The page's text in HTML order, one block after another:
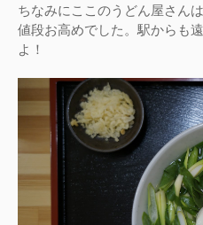
ちなみにここのうどん屋さん
値段お高めでした。駅からも
よ！